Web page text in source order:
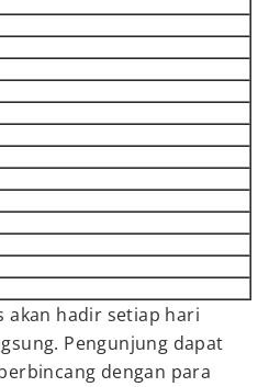
akan hadir setiap hari
Pengunjung dapat
dengan para